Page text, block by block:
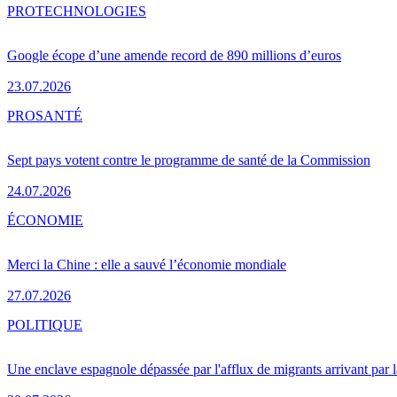
Google écope d’une amende record de 890 millions d’euros
23.07.2026
PROTECHNOLOGIES
Sept pays votent contre le programme de santé de la Commission
24.07.2026
PROSANTÉ
Merci la Chine : elle a sauvé l’économie mondiale
27.07.2026
ÉCONOMIE
Une enclave espagnole dépassée par l'afflux de migrants arrivant par
POLITIQUE